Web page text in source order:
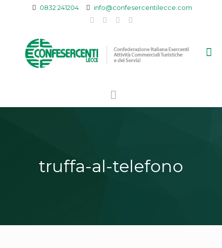
0832 241204 info@confesercentilecce.com
truffa-al-telefono